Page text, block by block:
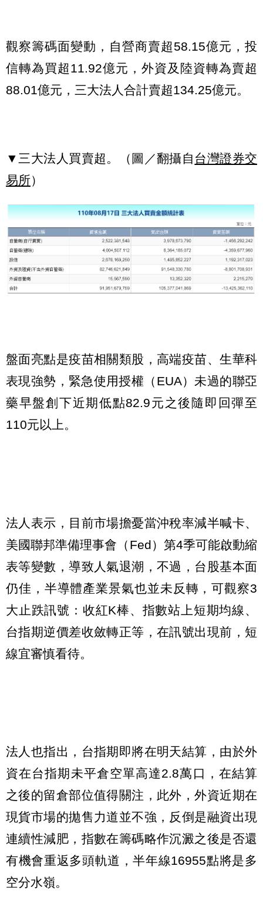
觀察籌碼面變動，自營商賣超58.15億元，投
信轉為買超11.92億元，外資及陸資轉為賣超
88.01億元，三大法人合計賣超134.25億元。
▼三大法人買賣超。（圖／翻攝自 台灣證券交
易所）
盤面亮點是疫苗相關類股，高端疫苗、生華科
表現強勢，緊急使用授權（EUA）未過的聯亞
藥早盤創下近期低點82.9元之後隨即回彈至
110元以上。
法人表示，目前市場擔憂當沖稅率減半喊卡、
美國聯邦準備理事會（Fed）第4季可能啟動縮
表等變數，導致人氣退潮，不過，台股基本面
仍佳，半導體產業景氣也並未反轉，可觀察3
大止跌訊號：收紅K棒、指數站上短期均線、
台指期逆價差收斂轉正等，在訊號出現前，短
線宜審慎看待。
法人也指出，台指期即將在明天結算，由於外
資在台指期未平倉空單高達2.8萬口，在結算
之後的留倉部位值得關注，此外，外資近期在
現貨市場的拋售力道並不強，反倒是融資出現
連續性減肥，指數在籌碼略作沉澱之後是否還
有機會重返多頭軌道，半年線16955點將是多
空分水嶺。